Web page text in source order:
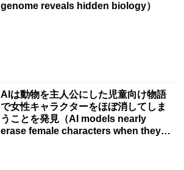
genome reveals hidden biology）
AIは動物を主人公にした児童向け物語
で女性キャラクターをほぼ消してしま
うことを発見（AI models nearly
erase female characters when they